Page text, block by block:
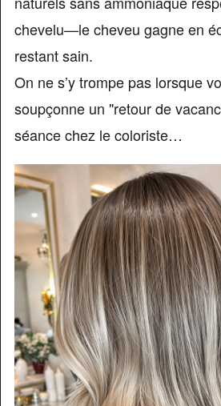
chevelu—le cheveu gagne en
restant sain.
On ne s’y trompe pas lorsque
soupçonne un "retour de
séance chez le coloriste…